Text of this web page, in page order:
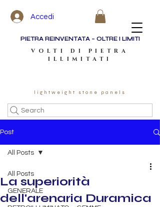
Accedi
Search
PIETRA REINVENTATA – OLTRE I LIMITI
VOLTI DI PIETRA
ILLIMITATI
lightweight stone panels
Post
All Posts
GENERALE
All Posts
La superiorità
dell'arenaria Duramica